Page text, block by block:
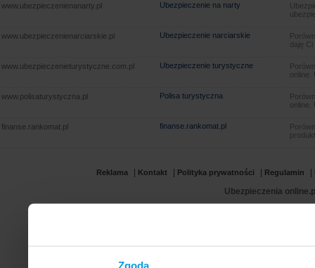
Zgoda
www.ubezpieczenienanarty.pl Ubezpieczenie na narty
www.ubezpieczenienarciarskie.pl Ubezpieczenie narciarskie
daję
www.ubezpieczenieturystyczne.com.pl Ubezpieczenie turystyczne
www.polisaturystyczna.pl Polisa turystyczna
finanse.rankomat.pl finanse.rankomat.pl
Reklama Kontakt Polityka prywatności Regulamin
Ubezpieczenia